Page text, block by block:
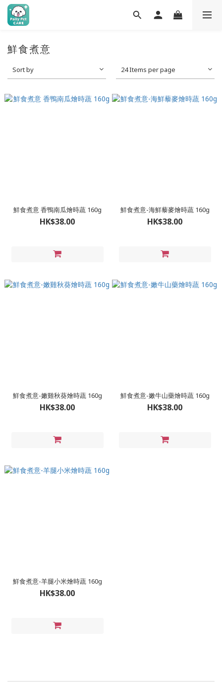
鮮食煮意
Sort by 24 Items per page
鮮食煮意 香鴨南瓜燴時蔬 160g
HK$38.00
鮮食煮意-海鮮藜麥燴時蔬 160g
HK$38.00
鮮食煮意-嫩雞秋葵燴時蔬 160g
HK$38.00
​鮮食煮意-嫩牛山藥燴時蔬 160g
HK$38.00
​鮮食煮意-羊腿小米燴時蔬 160g
HK$38.00